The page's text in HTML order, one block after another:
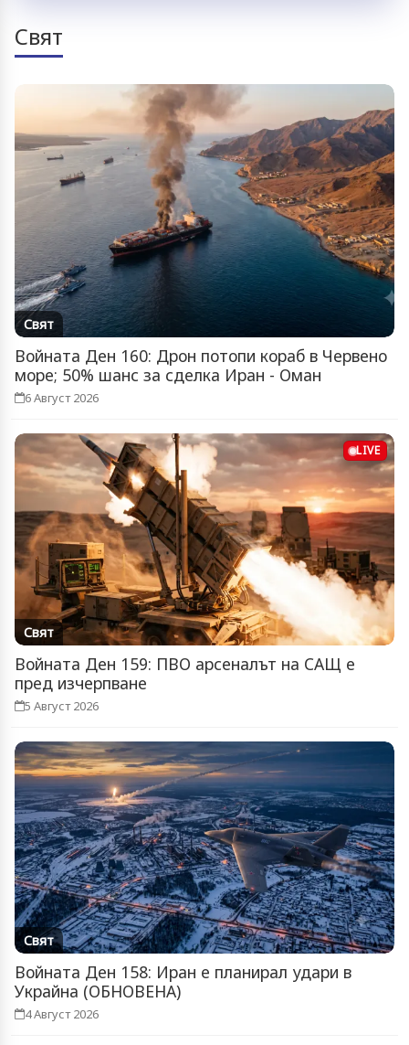
Свят
Свят
Войната Ден 160: Дрон потопи кораб в Червено
море; 50% шанс за сделка Иран - Оман
6 Август 2026
LIVE
Свят
Войната Ден 159: ПВО арсеналът на САЩ е
пред изчерпване
5 Август 2026
Свят
Войната Ден 158: Иран е планирал удари в
Украйна (ОБНОВЕНА)
4 Август 2026